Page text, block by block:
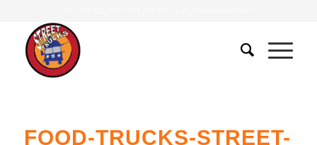
FOOD-TRUCKS-STREET-